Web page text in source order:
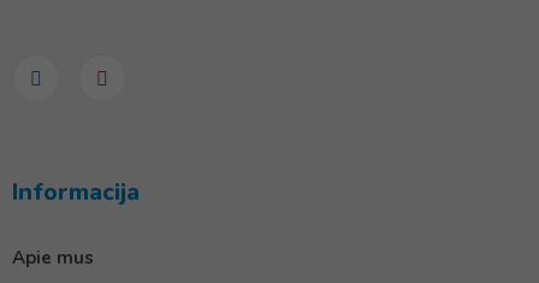
Informacija
Apie mus